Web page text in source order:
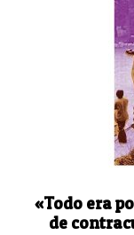
«Todo era
de